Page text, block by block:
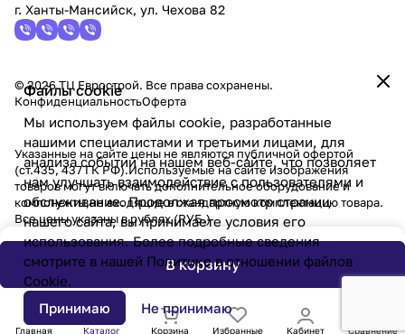
В корзину
Главная Каталог Корзина Избранные Кабинет Сравнение
Файлы cookie
Мы используем файлы cookie, разработанные
нашими специалистами и третьими лицами, для
анализа событий на нашем веб-сайте, что позволяет
нам улучшать взаимодействие с пользователями и
обслуживание. Продолжая просмотр страниц
нашего сайта, вы принимаете условия его
использования. Более подробные сведения
смотрите в нашей Политике в отношении файлов
Cookie.
Принимаю
Не принимаю
г. Ханты-Мансийск, ул. Чехова 82
© 2026 ТЦ Еврострой. Все права сохранены.
КонфиденциальностьОферта
Указанные на сайте цены не являются публичной офертой
(ст.435, 437 ГК РФ).Используемые на сайте изображения
товаров могут включать дополнительное оборудование и
компоненты,не входящие в стандартную комплектацию товара.
Все цены указаны в рублях (PУБ.)